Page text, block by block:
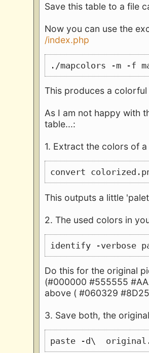
Save this table to a file
Now you can use the
/index.php
./mapcolors -m -f
This produces a
As I am not happy with
table...:
1. Extract the colors of
convert
This outputs a little
2. The used colors in
identify -verbose
Do this for the original
(#000000 #555555
above ( #060329
3. Save both, the
paste -d\